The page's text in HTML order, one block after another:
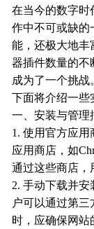
在当今的数字时
作中不可或缺的
能，还极大地丰
器插件数量的不
成为了一个挑战
下面将介绍一些
一、安装与管理
1. 使用官方应
应用商店，如
通过这些商店，
2. 手动下载并
户可以通过第
时，应确保网站